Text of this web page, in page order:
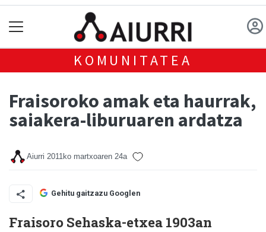
KOMUNITATEA
Fraisoroko amak eta haurrak,
saiakera-liburuaren ardatza
Aiurri 2011ko martxoaren 24a
Gehitu gaitzazu Googlen
Fraisoro Sehaska-etxea 1903an